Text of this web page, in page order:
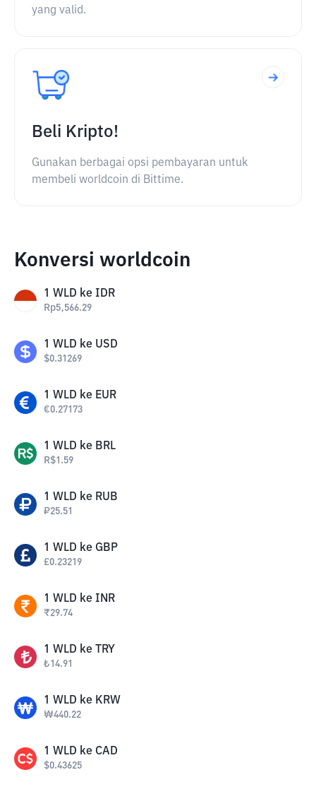
yang valid.
Beli Kripto!
Gunakan berbagai opsi pembayaran untuk
membeli worldcoin di Bittime.
Konversi worldcoin
1 WLD ke IDR
Rp5,566.29
1 WLD ke USD
$0.31269
1 WLD ke EUR
€0.27173
1 WLD ke BRL
R$1.59
1 WLD ke RUB
₽25.51
1 WLD ke GBP
£0.23219
1 WLD ke INR
₹29.74
1 WLD ke TRY
₺14.91
1 WLD ke KRW
₩440.22
1 WLD ke CAD
$0.43625